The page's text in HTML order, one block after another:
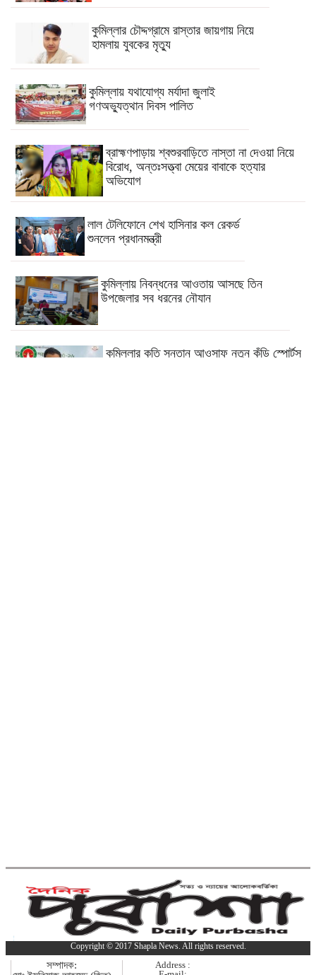
কুমিল্লার চৌদ্দগ্রামে রাস্তার জায়গায় নিয়ে
হামলায় যুবকের মৃত্যু
কুমিল্লায় যথাযোগ্য মর্যাদা জুলাই
গণঅভ্যুত্থান দিবস পালিত
ব্রাহ্মণপাড়ায় শ্বশুরবাড়িতে নাস্তা না দেওয়া নিয়ে
বিরোধ, অন্তঃসত্ত্বা মেয়ের বাবাকে হত্যার
অভিযোগ
লাল টেলিফোনে শেখ হাসিনার কল রেকর্ড
শুনলেন প্রধানমন্ত্রী
কুমিল্লায় নিবন্ধনের আওতায় আসছে তিন
উপজেলার সব ধরনের নৌযান
কুমিল্লার কৃতি সন্তান আওসাফ নতুন কুঁড়ি স্পোর্টস
ব্রাহ্মণবাড়িয়ায় মাদকাসক্ত দুই
ছেলেকে পুলিশে দিলেন মা
দাউদকান্দিতে ইটবোঝাই বাল্কহেডের ওপর
Copyright © 2017 Shapla News. All rights reserved.
সম্পাদক:
Address :